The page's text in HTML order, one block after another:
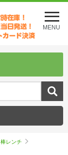
メ
ニ
ュ
を
MENU
レンチ